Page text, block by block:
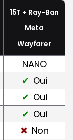
15T + Ray-Ban
Meta
Wayfarer
NANO
Oui
Oui
Oui
Non